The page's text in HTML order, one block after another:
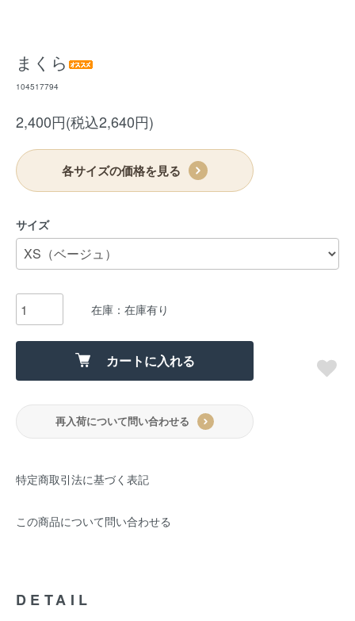
まくら
104517794
2,400円(税込2,640円)
各サイズの価格を見る
サイズ
在庫：在庫有り
カートに入れる
再入荷について問い合わせる
特定商取引法に基づく表記
この商品について問い合わせる
DETAIL